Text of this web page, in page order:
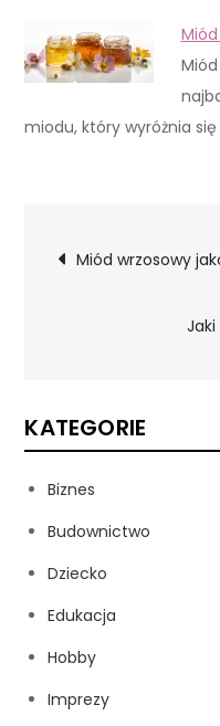
miodu, który wyróżnia
wpisu
Miód wrzosowy
KATEGORIE
Biznes
Budownictwo
Dziecko
Edukacja
Hobby
Imprezy